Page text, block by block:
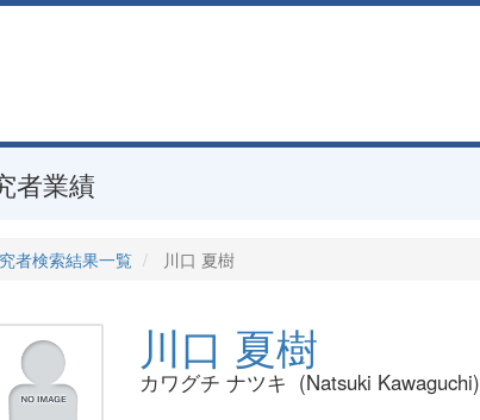
者業績
者検索結果一覧 川口 夏樹
川口 夏樹
カワグチ ナツキ (Natsuki Kawaguchi)